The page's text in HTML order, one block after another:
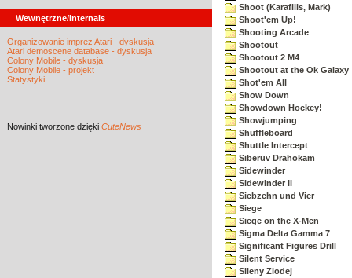
Wewnętrzne/Internals
Organizowanie imprez Atari - dyskusja
Atari demoscene database - dyskusja
Colony Mobile - dyskusja
Colony Mobile - projekt
Statystyki
Nowinki tworzone dzięki CuteNews
Shoot (Karafilis, Mark)
Shoot'em Up!
Shooting Arcade
Shootout
Shootout 2 M4
Shootout at the Ok Galaxy
Shot'em All
Show Down
Showdown Hockey!
Showjumping
Shuffleboard
Shuttle Intercept
Siberuv Drahokam
Sidewinder
Sidewinder II
Siebzehn und Vier
Siege
Siege on the X-Men
Sigma Delta Gamma 7
Significant Figures Drill
Silent Service
Sileny Zlodej